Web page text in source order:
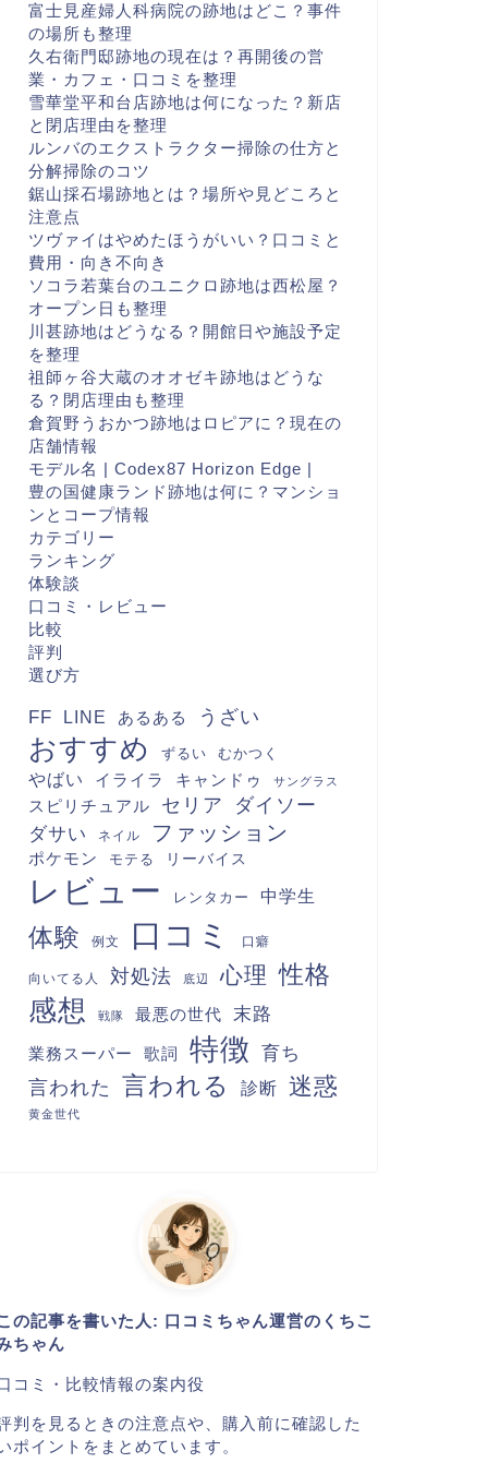
富士見産婦人科病院の跡地はどこ？事件
の場所も整理
久右衛門邸跡地の現在は？再開後の営
業・カフェ・口コミを整理
雪華堂平和台店跡地は何になった？新店
と閉店理由を整理
ルンバのエクストラクター掃除の仕方と
分解掃除のコツ
鋸山採石場跡地とは？場所や見どころと
注意点
ツヴァイはやめたほうがいい？口コミと
費用・向き不向き
ソコラ若葉台のユニクロ跡地は西松屋？
オープン日も整理
川甚跡地はどうなる？開館日や施設予定
を整理
祖師ヶ谷大蔵のオオゼキ跡地はどうな
る？閉店理由も整理
倉賀野うおかつ跡地はロピアに？現在の
店舗情報
モデル名 | Codex87 Horizon Edge |
豊の国健康ランド跡地は何に？マンショ
ンとコープ情報
カテゴリー
ランキング
体験談
口コミ・レビュー
比較
評判
選び方
FF LINE あるある うざい
おすすめ ずるい むかつく
やばい イライラ キャンドゥ サングラス
スピリチュアル セリア
ダイソー
ダサい
ネイル ファッション
ポケモン モテる リーバイス
レビュー レンタカー 中学生
体験 例文 口コミ 口癖
向いてる人 対処法 底辺 心理 性格
感想 戦隊 最悪の世代 末路
業務スーパー 歌詞 特徴 育ち
言われた 言われる 診断 迷惑
黄金世代
の記事を書いた人: 口コミちゃん運営のくちこ
ちゃん
コミ・比較情報の案内役
判を見るときの注意点や、購入前に確認した
ポイントをまとめています。